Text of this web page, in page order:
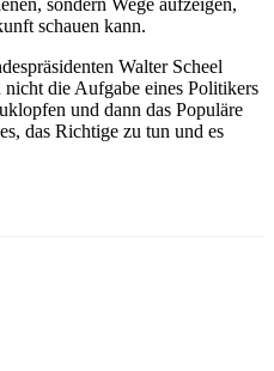
sondern Wege aufzeigen,
schauen kann.
Walter Scheel
die Aufgabe eines Politikers
und dann das Populäre
das Richtige zu tun und es